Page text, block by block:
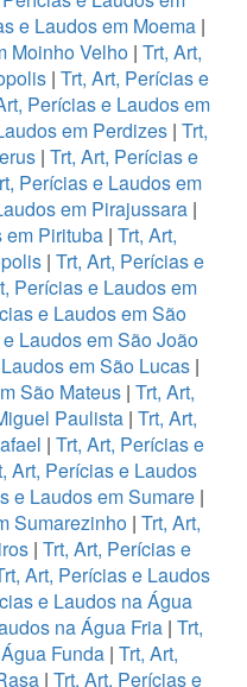
e Laudos em Moema|
Moinho Velho | Trt, Art,
| Trt, Art, Perícias e
Perícias e Laudos em
em Perdizes | Trt,
| Trt, Art, Perícias e
Perícias e Laudos em
em Pirajussara |
em Pirituba| Trt, Art,
| Trt, Art, Perícias e
Perícias e Laudos em
e Laudos em São
Laudos em São João
em São Lucas|
São Mateus | Trt, Art,
Paulista| Trt, Art,
| Trt, Art, Perícias e
Art, Perícias e Laudos
e Laudos em Sumare |
Sumarezinho| Trt, Art,
| Trt, Art, Perícias e
Art, Perícias e Laudos
e Laudos na Água
na Água Fria | Trt,
Funda| Trt, Art,
| Trt, Art, Perícias e